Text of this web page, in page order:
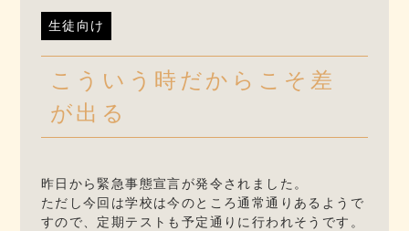
生徒向け
こういう時だからこそ差
が出る
昨日から緊急事態宣言が発令されました。
ただし今回は学校は今のところ通常通りあるようで
すので、定期テストも予定通りに行われそうです。